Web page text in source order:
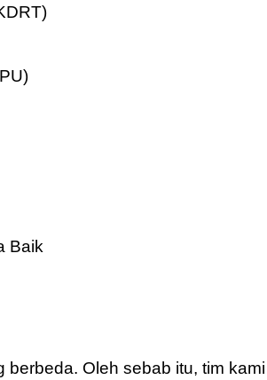
Baik
berbeda. Oleh sebab itu, tim kami